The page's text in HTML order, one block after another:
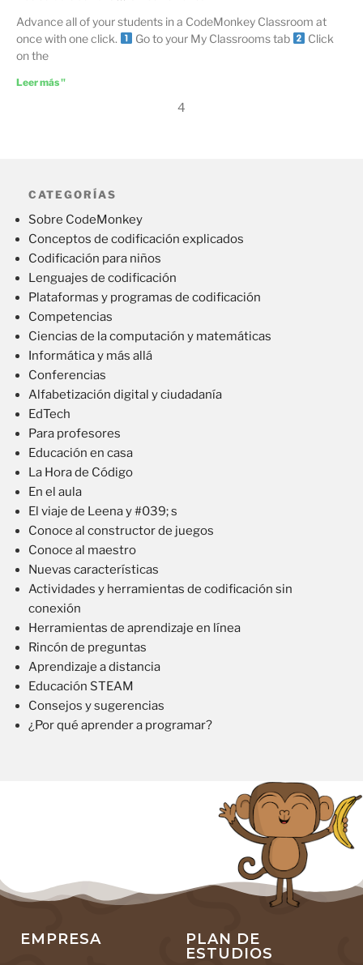
Advance all of your students in a CodeMonkey Classroom at
once with one click.
Go to your My Classrooms tab
Click
on the
Leer más "
4
CATEGORÍAS
Sobre CodeMonkey
Conceptos de codificación explicados
Codificación para niños
Lenguajes de codificación
Plataformas y programas de codificación
Competencias
Ciencias de la computación y matemáticas
Informática y más allá
Conferencias
Alfabetización digital y ciudadanía
EdTech
Para profesores
Educación en casa
La Hora de Código
En el aula
El viaje de Leena y #039; s
Conoce al constructor de juegos
Conoce al maestro
Nuevas características
Actividades y herramientas de codificación sin
conexión
Herramientas de aprendizaje en línea
Rincón de preguntas
Aprendizaje a distancia
Educación STEAM
Consejos y sugerencias
¿Por qué aprender a programar?
EMPRESA
PLAN DE
ESTUDIOS